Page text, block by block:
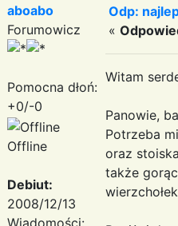
aboabo
Forumowicz
Pomocna dłoń:
+0/-0
Offline
Debiut:
2008/12/13
Wiadomości:
Odp:
«
Witam
Panowie,
Potrzeba
oraz
także